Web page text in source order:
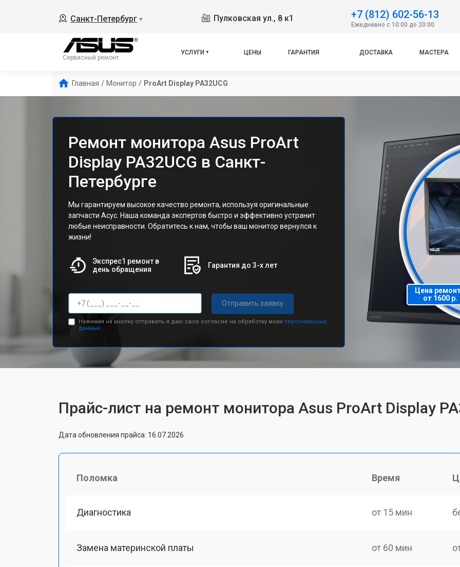
Санкт-Петербург ▼ Пулковская ул., 8 к1 +7 (812) 602-56-13
Ежедневно с 10:00 до 20:00
Сервисный ремонт
УСЛУГИ ЦЕНЫ ГАРАНТИЯ ДОСТАВКА МАСТЕРА
Главная / Монитор / ProArt Display PA32UCG
Ремонт монитора Asus ProArt
Display PA32UCG в Санкт-
Петербурге
Мы гарантируем высокое качество ремонта, используя оригинальные
запчасти Асус. Наша команда экспертов быстро и эффективно устранит
любые неисправности. Обратитесь к нам, чтобы ваш монитор вернулся к
жизни!
Экспрес1 ремонт в
день обращения
Гарантия до 3-х лет
Отправить заявку
Нажимая на кнопку отправить я даю свое согласие на обработку моих персональных
данных.
Цена
от 1600 р.
Прайс-лист на ремонт монитора Asus ProArt Display
Дата обновления прайса: 16.07.2026
Поломка Время
Диагностика от 15 мин
Замена материнской платы от 60 мин